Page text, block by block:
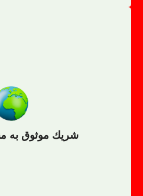
شريك موثوق به منذ
شريك موثوق به منذ
تتمتع الشركة بخبرة تمتد لعقود
– عمان – البحرين – قطر-